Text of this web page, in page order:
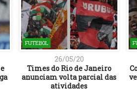
FUTEBOL
26/05/20
Times do Rio de Janeiro
anunciam volta parcial das
atividades